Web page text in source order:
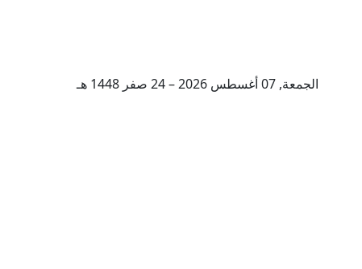
الجمعة, 07 أغسطس 2026 – 24 صفر 1448 هـ